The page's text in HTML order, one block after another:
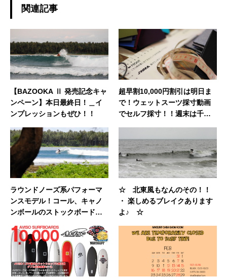
介できればと思います！ どうぞよろしくお願い
いたします。◆担当業務：店舗運営・WEBサイ
ト運営・企画・プロモーション◆東京都出身：
一宮町在住 ◆誕生日：1983年4月29日
関連記事
【BAZOOKA Ⅱ 発売記念キャ
ンペーン】本日最終日！＿イ
ンプレッションもぜひ！！
超早割10,000円割引は明日ま
で！ウェットスーツ採寸動画
でセルフ採寸！！週末は千葉
ラウンドノーズ系パフォーマ
ンスモデル！コール、キャノ
ンボールのストックボード在
☆ 北東風もなんのその！！
・ 楽しめるブレイクあります
よ♪ ☆